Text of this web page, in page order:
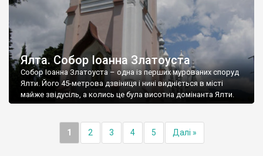
Ялта. Собор Іоанна Златоуста
Собор Іоанна Златоуста – одна із перших мурованих споруд
Ялти. Його 45-метрова дзвіниця і нині видніється в місті
майже звідусіль, а колись це була висотна домінанта Ялти.
1 2 3 4 5 Далі »